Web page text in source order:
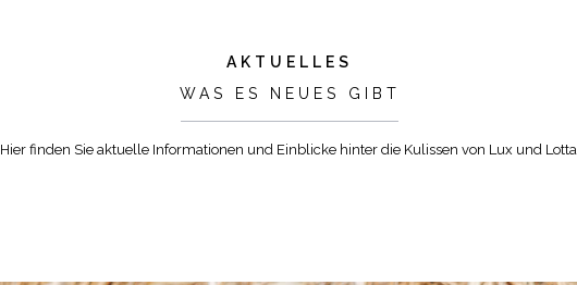
AKTUELLES
WAS ES NEUES GIBT
Hier finden Sie aktuelle Informationen und Einblicke hinter die Kulissen von Lux und Lotta.